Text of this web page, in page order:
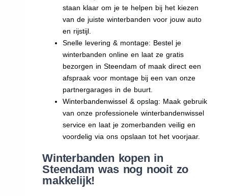
staan klaar om je te helpen bij het kiezen
van de juiste winterbanden voor jouw auto
en rijstijl.
Snelle levering & montage: Bestel je
winterbanden online en laat ze gratis
bezorgen in Steendam of maak direct een
afspraak voor montage bij een van onze
partnergarages in de buurt.
Winterbandenwissel & opslag: Maak gebruik
van onze professionele winterbandenwissel
service en laat je zomerbanden veilig en
voordelig via ons opslaan tot het voorjaar.
Winterbanden kopen in
Steendam was nog nooit zo
makkelijk!